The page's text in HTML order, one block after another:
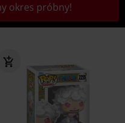
okres próbny!